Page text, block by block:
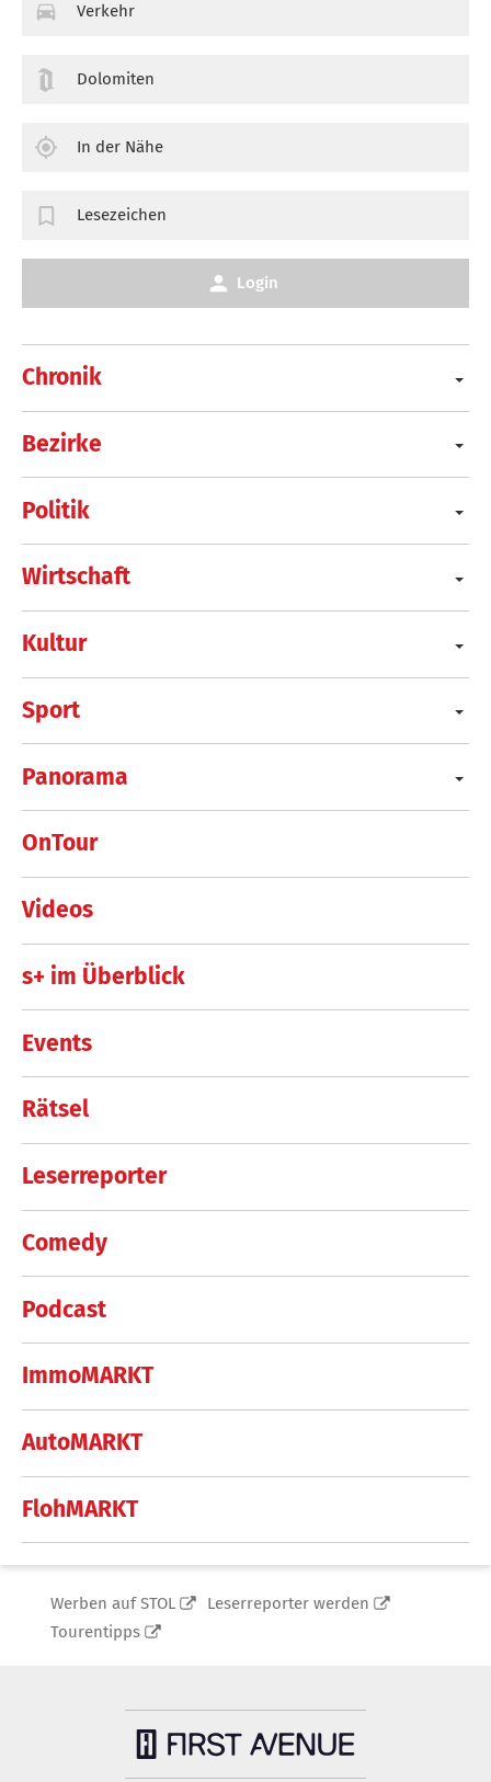
Chronik
Bezirke
Politik
Wirtschaft
Kultur
Sport
Panorama
OnTour
Videos
s+ im Überblick
Events
Rätsel
Leserreporter
Comedy
Podcast
ImmoMARKT
AutoMARKT
FlohMARKT
Verkehr
Dolomiten
In der Nähe
Lesezeichen
Login
Werben auf STOL
Leserreporter werden
Tourentipps